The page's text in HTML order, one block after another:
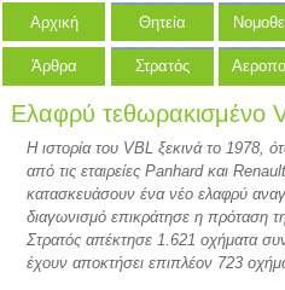
Αρχική Θητεία
Άρθρα Στρατός
Ελαφρύ τεθωρακισμένο
Η ιστορία του VBL ξεκινά το 1978,
από τις εταιρείες Panhard και
κατασκευάσουν ένα νέο ελαφρύ
διαγωνισμό επικράτησε η πρόταση
Στρατός απέκτησε 1.621 οχήματα
έχουν αποκτήσει επιπλέον 723